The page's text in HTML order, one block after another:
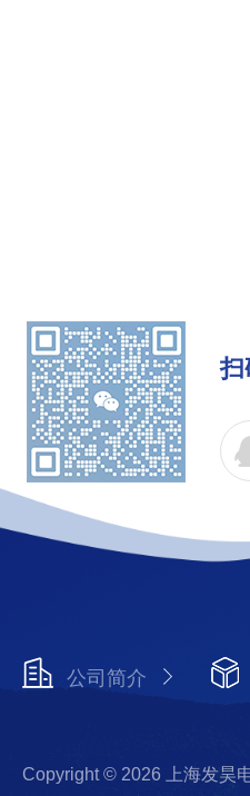
扫
公司简介
Copyright © 2026 上海发昊